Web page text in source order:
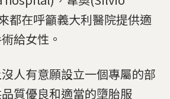
都在呼籲義大利醫院提供適
給女性。
人有意願設立一個專屬的部
質優良和適當的墮胎服